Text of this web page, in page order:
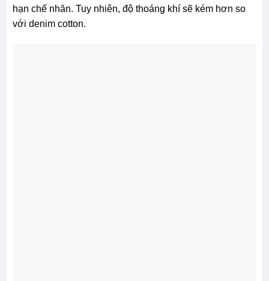
hạn chế nhăn. Tuy nhiên, độ thoáng khí sẽ kém hơn so
với denim cotton.